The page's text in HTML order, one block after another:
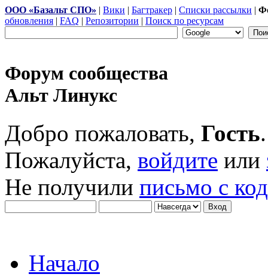
ООО «Базальт СПО» | Вики | Багтракер | Списки рассылки |
обновления | FAQ | Репозитории | Поиск по ресурсам
Форум сообщества
Альт Линукс
Добро пожаловать, Гость.
Пожалуйста, войдите или
Не получили письмо с
Начало